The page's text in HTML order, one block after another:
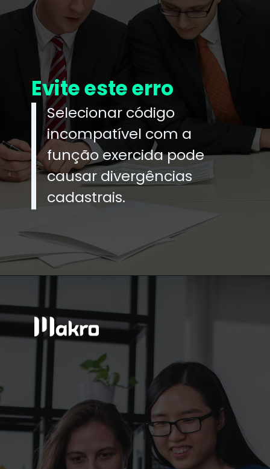
Evite este erro
Selecionar código
incompatível com a
função exercida pode
causar divergências
cadastrais.